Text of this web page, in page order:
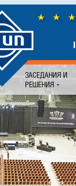
ЗАСЕДАНИЯ И
РЕШЕНИЯ